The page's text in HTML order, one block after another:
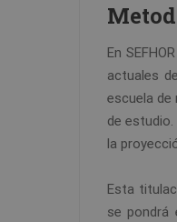
En
actuales
escuela de
de
la
Esta
se pondrá